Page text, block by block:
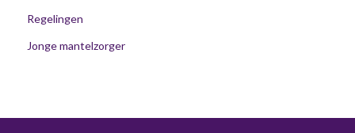
Regelingen
Jonge mantelzorger